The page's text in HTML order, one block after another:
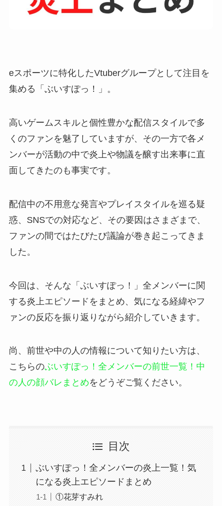
eスポーツに特化したVtuberグループとして注目を
集める「ぶいすぽっ！」。
高いゲームスキルと個性豊かな配信スタイルで多
くのファンを魅了していますが、その一方で各メ
ンバーが活動の中で炎上や物議を醸す出来事に直
面してきたのも事実です。
配信中の不用意な発言やプレイスタイルを巡る疑
惑、SNSでの対応など、その要因はさまざまで、
ファンの間ではたびたび議論が巻き起こってきま
した。
今回は、そんな「ぶいすぽっ！」全メンバーに関
する炎上エピソードをまとめ、気になる経緯やフ
ァンの反応を振り返りながら紹介していきます。
尚、前世や中の人の情報について知りたい方は、
こちらのぶいすぽっ！全メンバーの前世一覧！中
の人の顔バレまとめをどうぞご覧ください。
目次
ぶいすぽっ！全メンバーの炎上一覧！気
になる炎上エピソードまとめ
①花芽すみれ